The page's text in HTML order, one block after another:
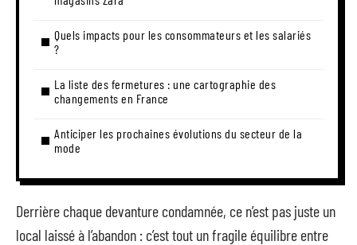
Quels impacts pour les consommateurs et les salariés
?
La liste des fermetures : une cartographie des
changements en France
Anticiper les prochaines évolutions du secteur de la
mode
Derrière chaque devanture condamnée, ce n’est pas juste un
local laissé à l’abandon : c’est tout un fragile équilibre entre